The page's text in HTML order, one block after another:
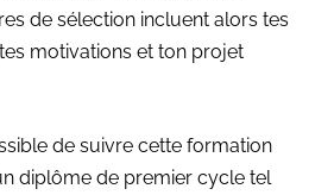
de sélection incluent alors tes
motivations et ton projet
de suivre cette formation
diplôme de premier cycle tel